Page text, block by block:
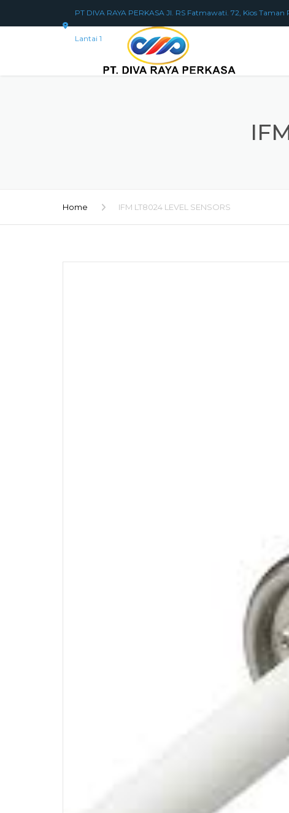
PT DIVA RAYA PERKASA Jl. RS Fatmawati. 72, Kios
Lantai 1
Home IFM LT8024 LEVEL SENSORS